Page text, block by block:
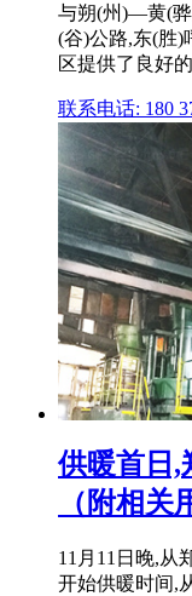
与朔(州)—黄(
(谷)公路,东(胜)
区提供了良好
联系电话: 180
供暖首日,
（附相关
11月11日晚,从
开始供暖时间,